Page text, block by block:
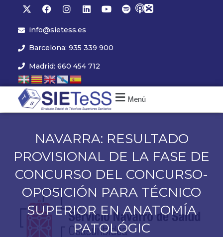
info@sietess.es
Barcelona: 935 339 900
Madrid: 660 454 712
Menú
NAVARRA: RESULTADO
PROVISIONAL DE LA FASE DE
CONCURSO DEL CONCURSO-
OPOSICIÓN PARA TÉCNICO
SUPERIOR EN ANATOMÍA
PATOLÓGIC